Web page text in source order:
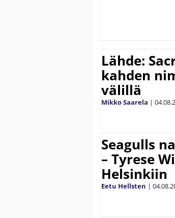
Lähde:
kahden
välillä
Mikko Saarela |
Seagulls
– Tyrese
Helsinkiin
Eetu Hellsten |